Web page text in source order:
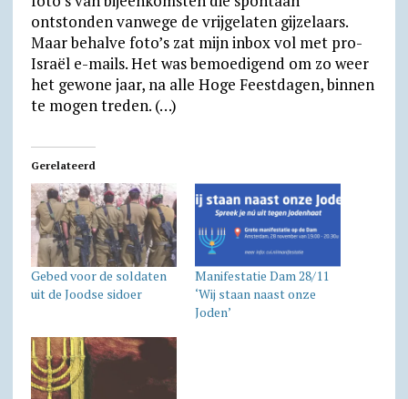
ontstonden vanwege de vrijgelaten gijzelaars.
Maar behalve foto’s zat mijn inbox vol met pro-
Israël e-mails. Het was bemoedigend om zo weer
het gewone jaar, na alle Hoge Feestdagen, binnen
te mogen treden. (…)
Gerelateerd
Gebed voor de soldaten
uit de Joodse sidoer
Manifestatie Dam 28/11
‘Wij staan naast onze
Joden’